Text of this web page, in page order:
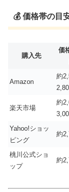
💰 価格帯の目
購入先
価
Amazon
約
楽天市場
約
Yahoo!ショッ
ピング
約
桃川公式ショ
ップ
約